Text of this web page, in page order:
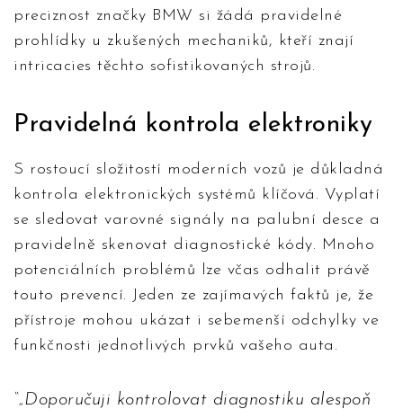
preciznost značky BMW si žádá pravidelné
prohlídky u zkušených mechaniků, kteří znají
intricacies těchto sofistikovaných strojů.
Pravidelná kontrola elektroniky
S rostoucí složitostí moderních vozů je důkladná
kontrola elektronických systémů klíčová. Vyplatí
se sledovat varovné signály na palubní desce a
pravidelně skenovat diagnostické kódy. Mnoho
potenciálních problémů lze včas odhalit právě
touto prevencí. Jeden ze zajímavých faktů je, že
přístroje mohou ukázat i sebemenší odchylky ve
funkčnosti jednotlivých prvků vašeho auta.
„Doporučuji kontrolovat diagnostiku alespoň